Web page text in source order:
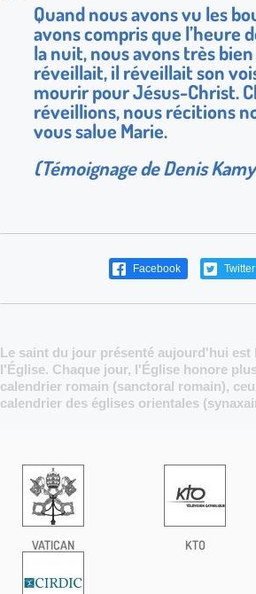
Quand nous avons vu les
avons compris que l’heure
la nuit, nous avons très
réveillait, il réveillait son
mourir pour Jésus-Christ.
réveillions, nous récitions
vous salue Marie.
(Témoignage de Denis
Facebook Twitter
Le saint du jour présenté aujourd'hui
l'Église. Chaque jour, l'Église honore
calendrier romain (sanctoral romain),
calendrier des églises orientales
VATICAN KTO